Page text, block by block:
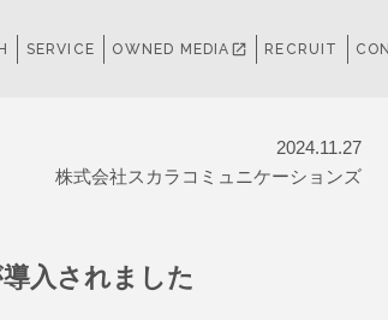
SERVICE OWNED MEDIA open_in_new RECRUIT
2024.11.27
株式会社スカラコミュニケーションズ
入されました